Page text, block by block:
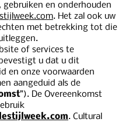
gebruiken en onderhouden
. Het zal ook uw
met betrekking tot die
of services te
u dat u dit
en onze voorwaarden
aangeduid als de
”). De Overeenkomst
. Cultural